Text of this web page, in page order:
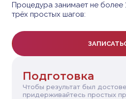
Процедура занимает не более
трёх простых шагов:
Подготовка
Чтобы результат был
придерживайтесь простых